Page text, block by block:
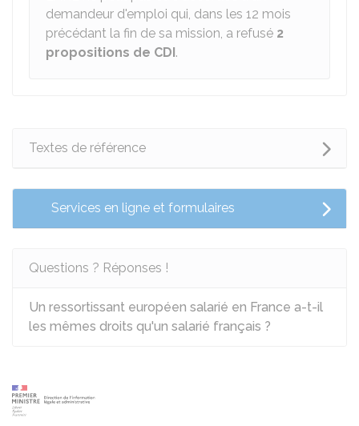
demandeur d'emploi qui, dans les 12 mois
précédant la fin de sa mission, a refusé 2
propositions de CDI.
Textes de référence
Services en ligne et formulaires
Questions ? Réponses !
Un ressortissant européen salarié en France a-t-il
les mêmes droits qu'un salarié français ?